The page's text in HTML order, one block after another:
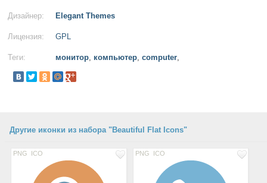
Дизайнер: Elegant Themes
Лицензия: GPL
Теги: монитор, компьютер, computer,
Другие иконки из набора "Beautiful Flat Icons"
PNG ICO PNG ICO